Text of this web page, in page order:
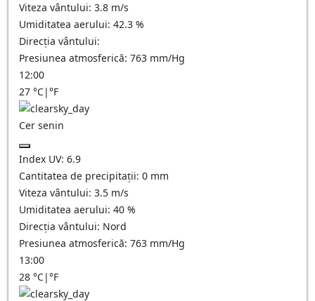
Viteza vântului: 3.8 m/s
Umiditatea aerului: 42.3 %
Direcția vântului:
Presiunea atmosferică: 763 mm/Hg
12:00
27 °C|°F
Cer senin
Index UV: 6.9
Cantitatea de precipitații: 0 mm
Viteza vântului: 3.5 m/s
Umiditatea aerului: 40 %
Direcția vântului: Nord
Presiunea atmosferică: 763 mm/Hg
13:00
28 °C|°F